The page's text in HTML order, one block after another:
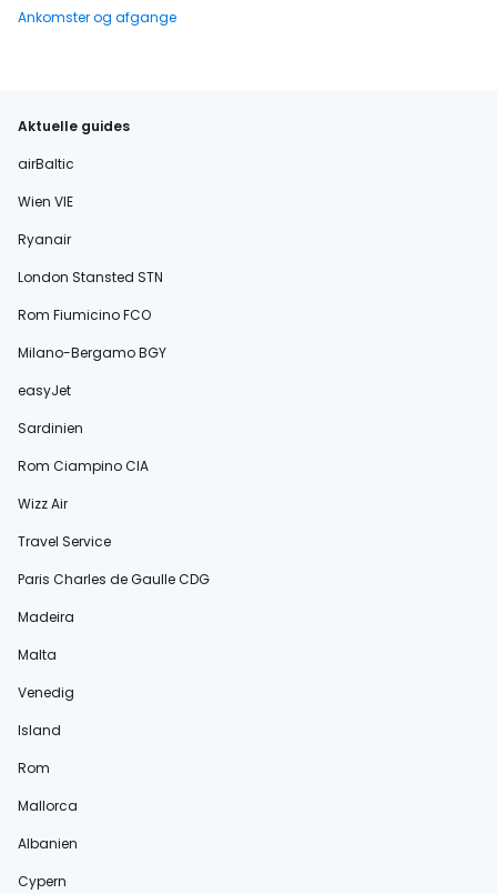
Ankomster og afgange
Aktuelle guides
airBaltic
Wien VIE
Ryanair
London Stansted STN
Rom Fiumicino FCO
Milano-Bergamo BGY
easyJet
Sardinien
Rom Ciampino CIA
Wizz Air
Travel Service
Paris Charles de Gaulle CDG
Madeira
Malta
Venedig
Island
Rom
Mallorca
Albanien
Cypern